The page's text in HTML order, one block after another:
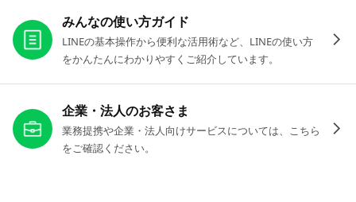
みんなの使い方ガイド
LINEの基本操作から便利な活用術など、LINEの使い方
をかんたんにわかりやすくご紹介しています。
企業・法人のお客さま
業務提携や企業・法人向けサービスについては、こちら
をご確認ください。